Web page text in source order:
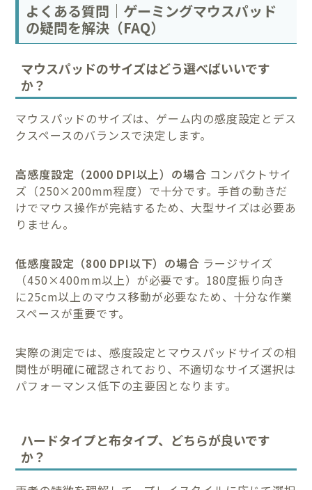
よくある質問｜ゲーミングマウスパッド
の疑問を解決（FAQ）
マウスパッドのサイズはどう選べばいいです
か？
マウスパッドのサイズは、ゲーム内の感度設定とデス
クスペースのバランスで決定します。
高感度設定（2000 DPI以上）の場合 コンパクトサイ
ズ（250×200mm程度）で十分です。手首の動きだ
けでマウス操作が完結するため、大型サイズは必要あ
りません。
低感度設定（800 DPI以下）の場合 ラージサイズ
（450×400mm以上）が必要です。180度振り向き
に25cm以上のマウス移動が必要なため、十分な作業
スペースが重要です。
実際の測定では、感度設定とマウスパッドサイズの相
関性が明確に確認されており、不適切なサイズ選択は
パフォーマンス低下の主要因となります。
ハードタイプと布タイプ、どちらが良いです
か？